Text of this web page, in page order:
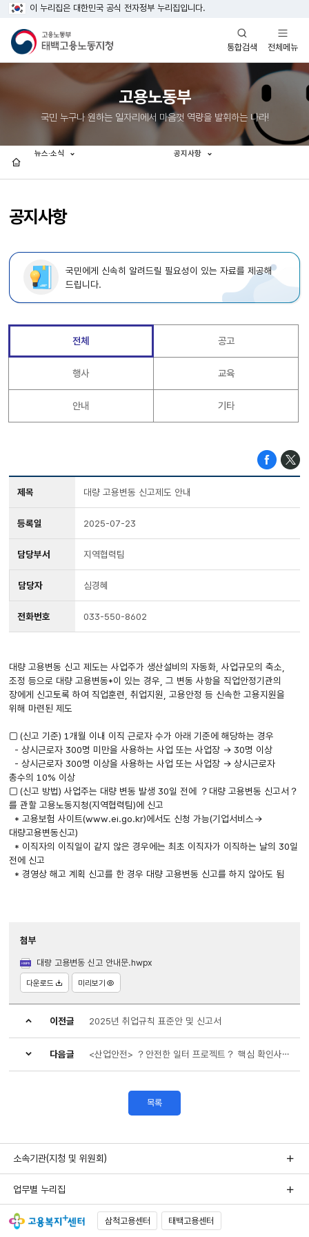
이 누리집은 대한민국 공식 전자정부 누리집입니다.
통합검색
열기
전체메뉴
열기
고용노동부
국민 누구나 원하는 일자리에서 마음껏 역량을 발휘하는 나라!
공지사항
뉴스·소식 공지사항
국민에게 신속히 알려드릴 필요성이 있는 자료를 제공해
드립니다.
전체 공고
행사 교육
안내 기타
제목 대량 고용변동 신고제도 안내
등록일 2025-07-23
담당부서 지역협력팀
담당자 심경혜
전화번호 033-550-8602
대량 고용변동 신고 제도는 사업주가 생산설비의 자동화, 사업규모의 축소,
조정 등으로 대량 고용변동*이 있는 경우, 그 변동 사항을 직업안정기관의
장에게 신고토록 하여 직업훈련, 취업지원, 고용안정 등 신속한 고용지원을
위해 마련된 제도
□ (신고 기준) 1개월 이내 이직 근로자 수가 아래 기준에 해당하는 경우
- 상시근로자 300명 미만을 사용하는 사업 또는 사업장 → 30명 이상
- 상시근로자 300명 이상을 사용하는 사업 또는 사업장 → 상시근로자
총수의 10% 이상
□ (신고 방법) 사업주는 대량 변동 발생 30일 전에 ？대량 고용변동 신고서？
를 관할 고용노동지청(지역협력팀)에 신고
* 고용보험 사이트(www.ei.go.kr)에서도 신청 가능(기업서비스→
대량고용변동신고)
* 이직자의 이직일이 같지 않은 경우에는 최초 이직자가 이직하는 날의 30일
전에 신고
* 경영상 해고 계획 신고를 한 경우 대량 고용변동 신고를 하지 않아도 됨
첨부
대량 고용변동 신고 안내문.hwpx
다운로드 미리보기
이전글 2025년 취업규칙 표준안 및 신고서
다음글 <산업안전> ？안전한 일터 프로젝트？ 핵심 확인사항 및 핵심 수칙 등 안내
목록
소속기관(지청 및 위원회)
업무별 누리집
삼척고용센터 태백고용센터